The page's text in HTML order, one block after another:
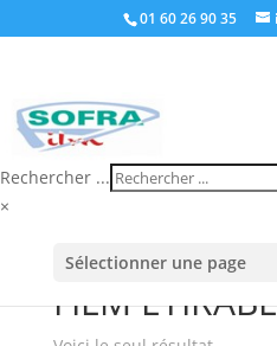
01 60 26 90 35
Rechercher ...
×
Sélectionner une page
ETIRABLE MANUEL”
FILM